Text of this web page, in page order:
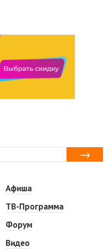
Афиша
ТВ-Программа
Форум
Видео